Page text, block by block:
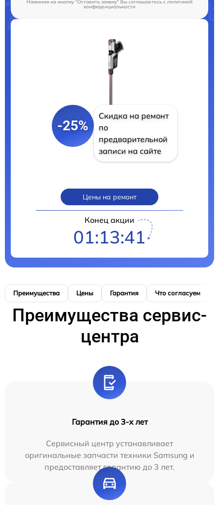
Нажимая на кнопку "Оставить заявку" Вы соглашаетесь c политикой
конфиденциальности
-25%
Скидка на ремонт
по
предварительной
записи на сайте
Цены на ремонт
Конец акции
01:13:40
Преимущества Цены Гарантия Что согласуем
Преимущества сервис-
центра
Гарантия до 3-х лет
Сервисный центр устанавливает
оригинальные запчасти техники Samsung и
предоставляет гарантию до 3 лет.